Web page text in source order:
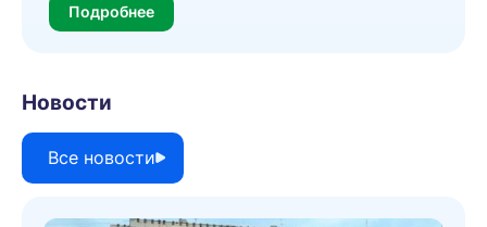
Подробнее
Новости
Все новости